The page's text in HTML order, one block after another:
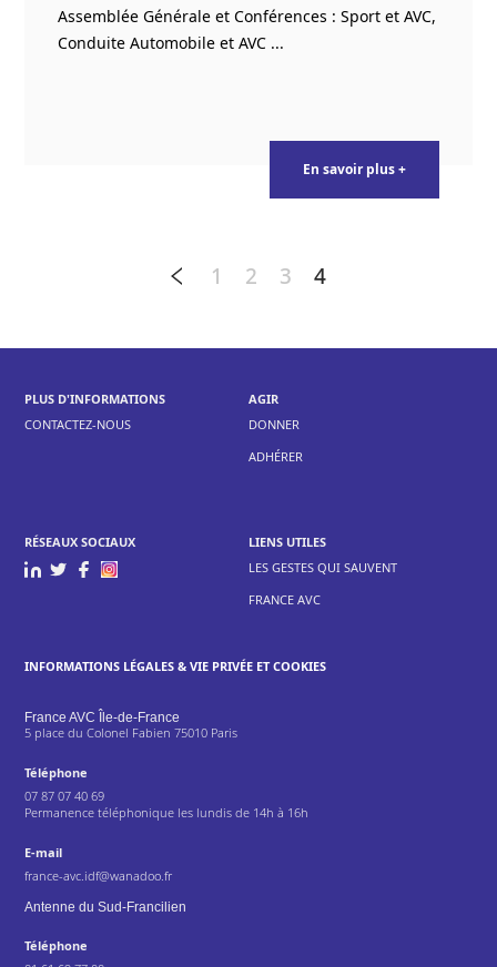
Assemblée Générale et Conférences : Sport et AVC,
Conduite Automobile et AVC ...
En savoir plus +
1 2 3 4
PLUS D'INFORMATIONS
CONTACTEZ-NOUS
AGIR
DONNER
ADHÉRER
RÉSEAUX SOCIAUX
LIENS UTILES
LES GESTES QUI SAUVENT
FRANCE AVC
INFORMATIONS LÉGALES & VIE PRIVÉE ET COOKIES
France AVC Île-de-France
5 place du Colonel Fabien 75010 Paris
Téléphone
07 87 07 40 69
Permanence téléphonique les lundis de 14h à 16h
E-mail
france-avc.idf@wanadoo.fr
Antenne du Sud-Francilien
Téléphone